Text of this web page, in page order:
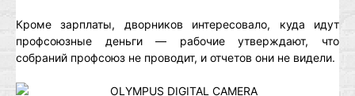
Кроме зарплаты, дворников интересовало, куда идут
профсоюзные деньги — рабочие утверждают, что
собраний профсоюз не проводит, и отчетов они не видели.